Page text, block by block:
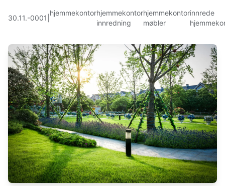
30.11.-0001
hjemmekontorhjemmekontor
innredning
hjemmekontor
møbler
innrede